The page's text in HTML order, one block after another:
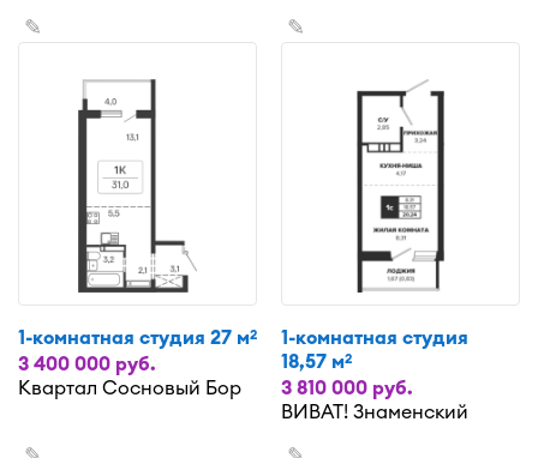
✎
1-комнатная студия 27 м2
3 400 000 руб.
Квартал Сосновый Бор
✎
1-комнатная студия
18,57 м2
3 810 000 руб.
ВИВАТ! Знаменский